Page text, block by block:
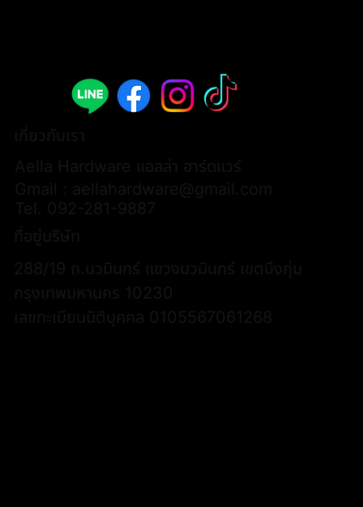
เกี่ยวกับเรา
Aella Hardware แอลล่า ฮาร์ดแวร์
Gmail : aellahardware@gmail.com
Tel. 092-281-9887
ที่อยู่บริษัท
288/19 ถ.นวมินทร์ แขวงนวมินทร์ เขตบึงกุ่ม
กรุงเทพมหานคร 10230
เลขทะเบียนนิติบุคคล 0105567061268